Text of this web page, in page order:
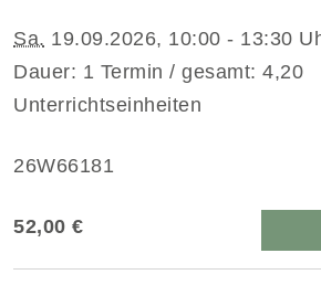
Sa. 19.09.2026, 10:00 - 13:30
Dauer: 1 Termin / gesamt: 4,20
Unterrichtseinheiten
26W66181
52,00 €